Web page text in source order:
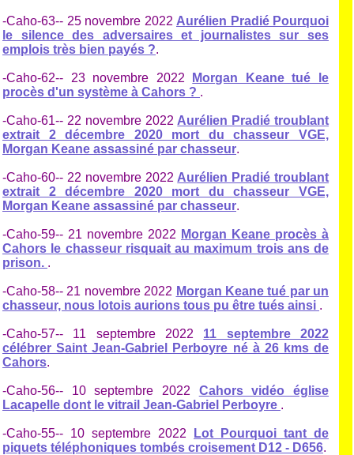
-Caho-63-- 25 novembre 2022 Aurélien Pradié Pourquoi
le silence des adversaires et journalistes sur ses
emplois très bien payés ?.
-Caho-62-- 23 novembre 2022
Morgan Keane tué le
procès d'un système à Cahors ? .
-Caho-61-- 22 novembre 2022 Aurélien Pradié troublant
extrait 2 décembre 2020 mort du chasseur VGE,
Morgan Keane assassiné par chasseur.
-Caho-60-- 22 novembre 2022 Aurélien Pradié troublant
extrait 2 décembre 2020 mort du chasseur VGE,
Morgan Keane assassiné par chasseur.
-Caho-59-- 21 novembre 2022 Morgan Keane procès à
Cahors le chasseur risquait au maximum trois ans de
prison. .
-Caho-58-- 21 novembre 2022 Morgan Keane tué par un
chasseur, nous lotois aurions tous pu être tués ainsi .
-Caho-57-- 11 septembre 2022 11 septembre 2022
célébrer Saint Jean-Gabriel Perboyre né à 26 kms de
Cahors.
-Caho-56-- 10 septembre 2022 Cahors vidéo église
Lacapelle dont le vitrail Jean-Gabriel Perboyre .
-Caho-55-- 10 septembre 2022
Lot Pourquoi tant de
piquets téléphoniques tombés croisement D12 - D656.